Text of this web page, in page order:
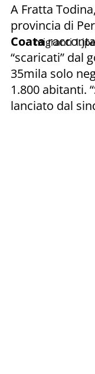
migranti
A Fratta
provincia di
Coata
“scaricati” dal
35mila solo
1.800 abitanti.
lanciato dal